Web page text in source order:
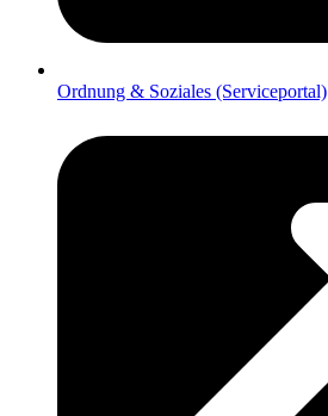
Ordnung & Soziales (Serviceportal)